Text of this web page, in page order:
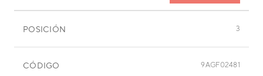
POSICIÓN 3
CÓDIGO 9AGF02481